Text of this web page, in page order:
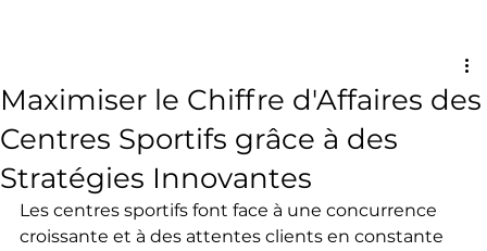
Maximiser le Chiffre d'Affaires des
Centres Sportifs grâce à des
Stratégies Innovantes
Les centres sportifs font face à une concurrence
croissante et à des attentes clients en constante